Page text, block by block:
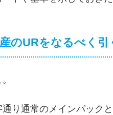
のURをなるべく引
通り通常のメインパック